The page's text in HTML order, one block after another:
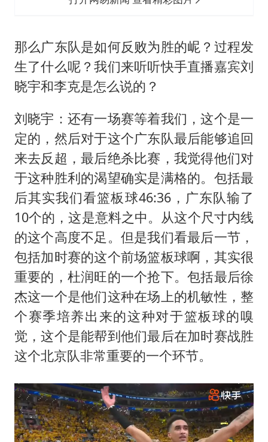
那么广东队是如何反败为胜的㞾？过程发
生了什么呢？我们来听听快手直播嘉宾刘
晓宇和李克是怎么说的？
刘晓宇：还有一场赛等着我们，这个是一
定的，然后对于这个广东队最后能够追回
来去反超，最后绝杀比赛，我觉得他们对
于这种胜利的渴望确实是满格的。包括最
后其实我们看篮板球46:36，广东队输了
10个的，这是意料之中。从这个尺寸内线
的这个高度不足。但是我们看最后一节，
包括加时赛的这个前场篮板球啊，其实很
重要的，杜润旺的一个抢下。包括最后徐
杰这一个是他们这种在场上的机敏性，整
个赛季培养出来的这种对于篮板球的嗅
觉，这个是能帮到他们最后在加时赛战胜
这个北京队非常重要的一个环节。